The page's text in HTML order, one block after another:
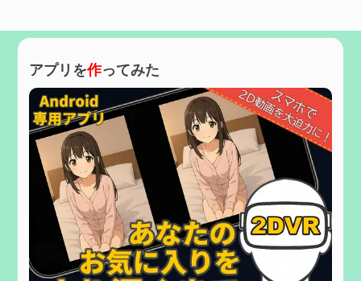
アプリを作ってみた